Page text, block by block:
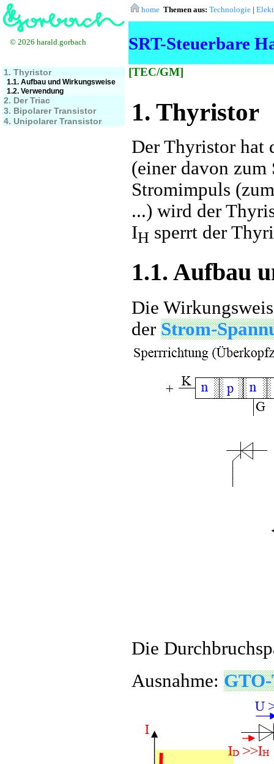
home Themen aus: Technologie |
SRT-Steuerbare
[TEC/GM]
© 2026 harald.gorbach
1. Thyristor
1.1. Aufbau und Wirkungsweise
1.2. Verwendung
2. Der Triac
3. Bipolarer Transistor
4. Unipolarer Transistor
1. Thyristor
Der Thyristor hat
(einer davon zum
Stromimpuls
...) wird der
IH sperrt der
1.1. Aufbau
Die
der Strom-
Die
Ausnahme: